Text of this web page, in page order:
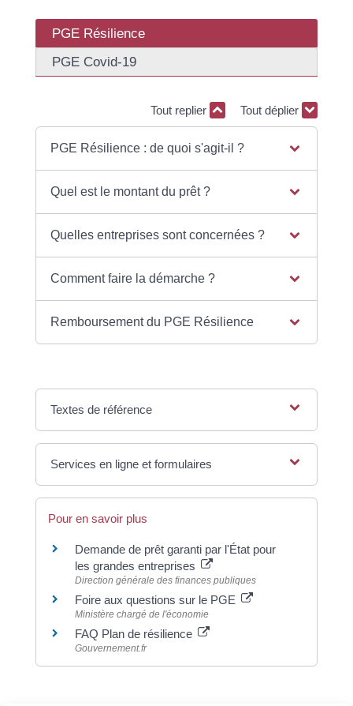
PGE Résilience
PGE Covid-19
Tout replier Tout déplier
PGE Résilience : de quoi s'agit-il ?
Quel est le montant du prêt ?
Quelles entreprises sont concernées ?
Comment faire la démarche ?
Remboursement du PGE Résilience
Textes de référence
Services en ligne et formulaires
Pour en savoir plus
Demande de prêt garanti par l'État pour
les grandes entreprises
Direction générale des finances publiques
Foire aux questions sur le PGE
Ministère chargé de l'économie
FAQ Plan de résilience
Gouvernement.fr